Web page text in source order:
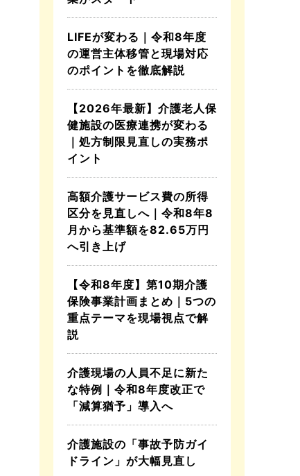
LIFEが変わる｜令和8年度
の運営主体移管と現場対応
のポイントを徹底解説
【2026年最新】介護老人保
健施設の医療連携が変わる
｜処方制限見直しの実務ポ
イント
高額介護サービス費の所得
区分を見直しへ｜令和8年8
月から基準額を82.65万円
へ引き上げ
【令和8年度】第10期介護
保険事業計画まとめ｜5つの
重点テーマを現場視点で解
説
介護現場の人員不足に新た
な特例｜令和8年度改正で
「減算猶予」導入へ
介護施設の「事故予防ガイ
ドライン」が大幅見直し